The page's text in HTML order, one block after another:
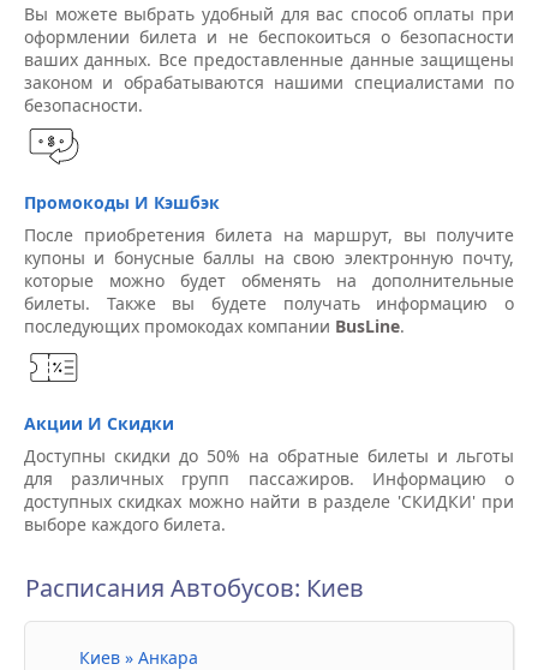
Вы можете выбрать удобный для вас способ оплаты при
оформлении билета и не беспокоиться о безопасности
ваших данных. Все предоставленные данные защищены
законом и обрабатываются нашими специалистами по
безопасности.
Промокоды И Кэшбэк
После приобретения билета на маршрут, вы получите
купоны и бонусные баллы на свою электронную почту,
которые можно будет обменять на дополнительные
билеты. Также вы будете получать информацию о
последующих промокодах компании BusLine.
Акции И Скидки
Доступны скидки до 50% на обратные билеты и льготы
для различных групп пассажиров. Информацию о
доступных скидках можно найти в разделе 'СКИДКИ' при
выборе каждого билета.
Расписания Автобусов: Киев
Киев » Анкара